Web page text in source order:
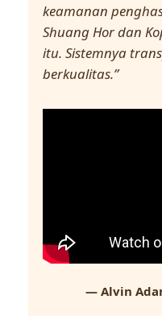
keamanan
Shuang Hor dan
itu. Sistemnya
berkualitas.”
— Alvin